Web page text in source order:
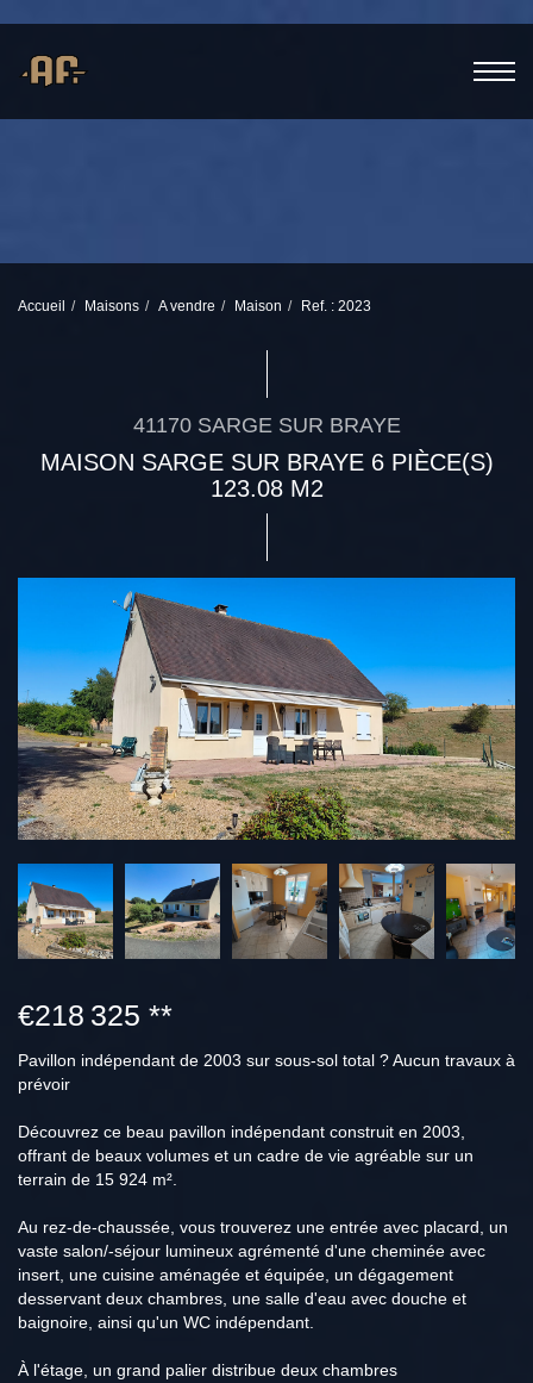
Accueil Maisons A vendre Maison Ref. : 2023
41170 SARGE SUR BRAYE
MAISON SARGE SUR BRAYE 6 PIÈCE(S)
123.08 M2
€218 325 **
Pavillon indépendant de 2003 sur sous-sol total ? Aucun travaux à
prévoir
Découvrez ce beau pavillon indépendant construit en 2003,
offrant de beaux volumes et un cadre de vie agréable sur un
terrain de 15 924 m².
Au rez-de-chaussée, vous trouverez une entrée avec placard, un
vaste salon/-séjour lumineux agrémenté d'une cheminée avec
insert, une cuisine aménagée et équipée, un dégagement
desservant deux chambres, une salle d'eau avec douche et
baignoire, ainsi qu'un WC indépendant.
À l'étage, un grand palier distribue deux chambres